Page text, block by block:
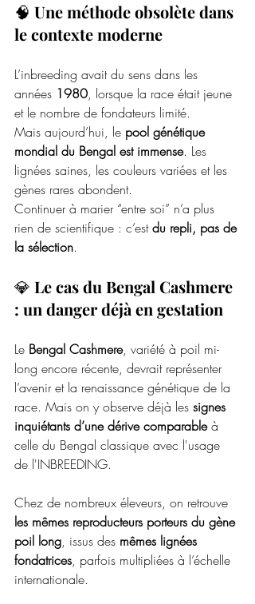
🧠 Une méthode obsolète dans
le contexte moderne
L’inbreeding avait du sens dans les
années 1980, lorsque la race était jeune
et le nombre de fondateurs limité.
Mais aujourd’hui, le pool génétique
mondial du Bengal est immense. Les
lignées saines, les couleurs variées et les
gènes rares abondent.
Continuer à marier “entre soi” n’a plus
rien de scientifique : c’est du repli, pas de
la sélection.
💎 Le cas du Bengal Cashmere
: un danger déjà en gestation
Le Bengal Cashmere, variété à poil mi-
long encore récente, devrait représenter
l’avenir et la renaissance génétique de la
race. Mais on y observe déjà les signes
inquiétants d’une dérive comparable à
celle du Bengal classique avec l'usage
de l'INBREEDING.
Chez de nombreux éleveurs, on retrouve
les mêmes reproducteurs porteurs du gène
poil long, issus des mêmes lignées
fondatrices, parfois multipliées à l’échelle
internationale.